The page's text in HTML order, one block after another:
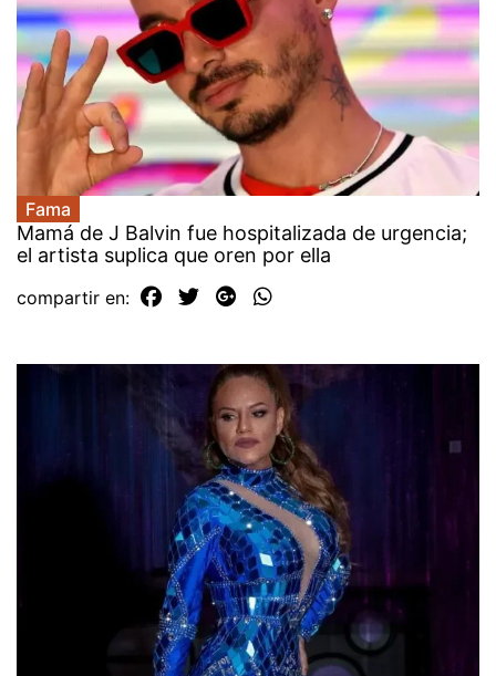
Fama
Mamá de J Balvin fue hospitalizada de urgencia;
el artista suplica que oren por ella
compartir en: